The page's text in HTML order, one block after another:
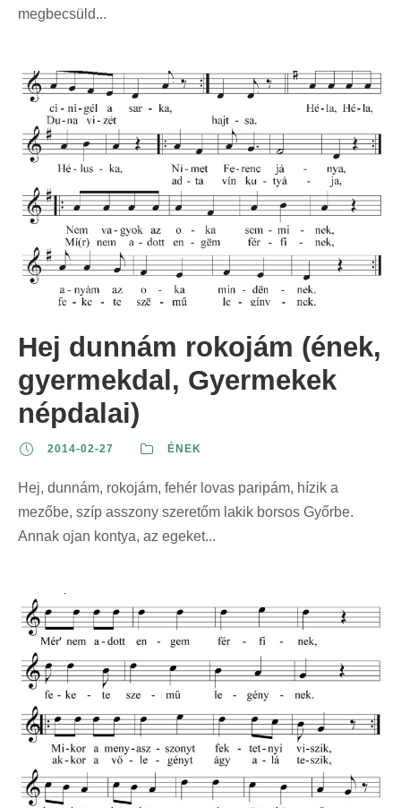
megbecsüld...
Hej dunnám rokojám (ének,
gyermekdal, Gyermekek
népdalai)
2014-02-27 ÉNEK
Hej, dunnám, rokojám, fehér lovas paripám, hízik a
mezőbe, szíp asszony szeretőm lakik borsos Győrbe.
Annak ojan kontya, az egeket...